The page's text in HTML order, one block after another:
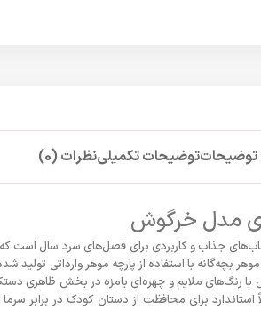
توضیحاتتوضیحات تکمیلینظرات (0)
مدل خرگوش
جذاب و کاربردی برای فصل‌های سرد سال است که با
بچه‌گانه با استفاده از پارچه موهر وارداتی
رنگ‌های ملایم و چهره‌ای بامزه در بخش ظاهری
برای محافظت از دستان کودک در برابر